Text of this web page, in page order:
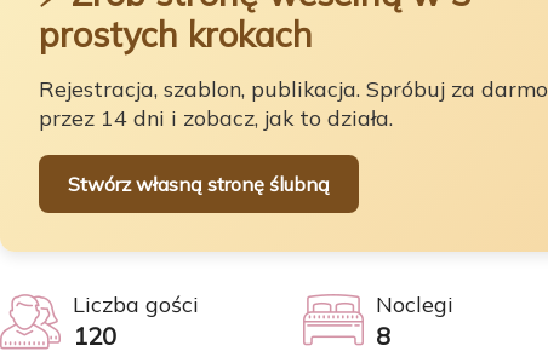
prostych krokach
Rejestracja, szablon, publikacja. Spróbuj za darmo
przez 14 dni i zobacz, jak to działa.
Stwórz własną stronę ślubną
Liczba gości
120
Noclegi
8